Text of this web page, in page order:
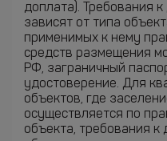
доплата). Требования
зависят от типа
применимых к нему
средств размещения
РФ, заграничный
удостоверение. Для
объектов, где
осуществляется по
объекта, требования